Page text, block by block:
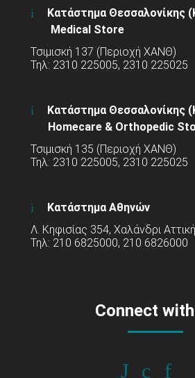
Κατάστημα Θεσσαλονίκης
Medical Store
Τσιμισκή 137 (Περιοχή ΧΑΝΘ)
Τηλ: 2310 225005, 2310 225025
Κατάστημα Θεσσαλονίκης
Homecare & Orthopedic
Τσιμισκή 135 (Περιοχή ΧΑΝΘ)
Τηλ: 2310 225005, 2310 225025
Κατάστημα Αθηνών
Λ. Κηφισίας 354, Χαλάνδρι
Τηλ: 210 6825000, 210 6826000
Connect